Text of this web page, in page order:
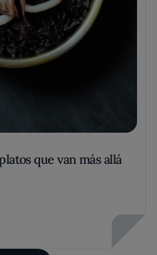
que van más allá